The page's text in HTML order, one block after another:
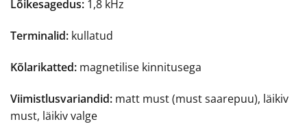
Lõikesagedus: 1,8 kHz
Terminalid: kullatud
Kõlarikatted: magnetilise kinnitusega
Viimistlusvariandid: matt must (must saarepuu), läikiv
must, läikiv valge